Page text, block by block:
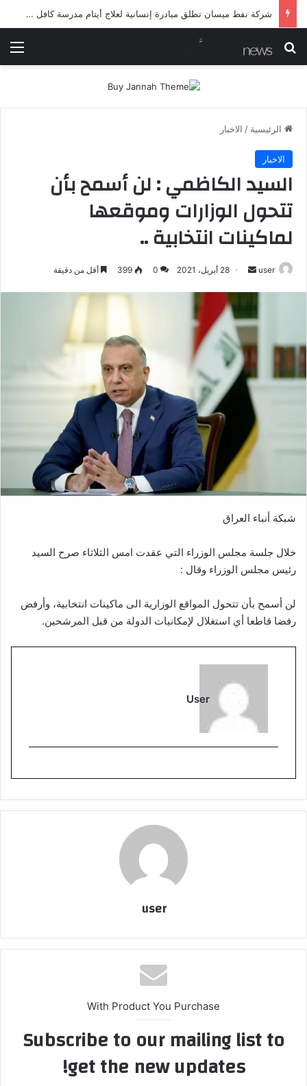
شرطة ميسان تلقي القبض على مطلقي العيارات النارية أثناء تشييع جنائزي في العمارة
بحث عن
الرئيسية / الاخبار
الاخبار
السيد الكاظمي : لن أسمح بأن
تتحول الوزارات وموقعها
لماكينات انتخابية ..
user
أرسل
إلكترونيا
28 أبريل، 2021 0
399 أقل من دقيقة
شبكة أنباء العراق
خلال جلسة مجلس الوزراء التي عقدت امس الثلاثاء صرح السيد
رئيس مجلس الوزراء وقال :
لن أسمح بأن تتحول المواقع الوزارية الى ماكينات انتخابية، وأرفض
رفضا قاطعا أي استغلال لإمكانيات الدولة من قبل المرشحين.
User
user
With Product You Purchase
Subscribe to our mailing list to
get the new updates!